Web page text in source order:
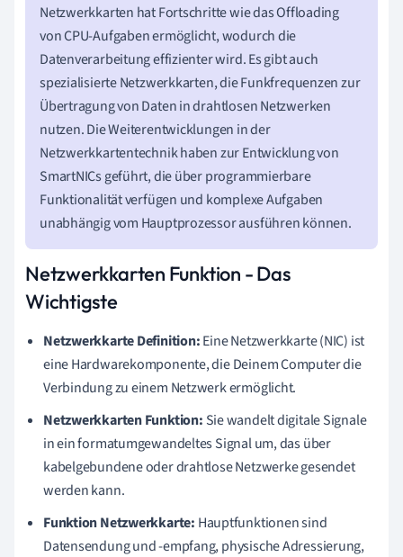
Netzwerkkarten hat Fortschritte wie das Offloading
von CPU-Aufgaben ermöglicht, wodurch die
Datenverarbeitung effizienter wird. Es gibt auch
spezialisierte Netzwerkkarten, die Funkfrequenzen zur
Übertragung von Daten in drahtlosen Netzwerken
nutzen. Die Weiterentwicklungen in der
Netzwerkkartentechnik haben zur Entwicklung von
SmartNICs geführt, die über programmierbare
Funktionalität verfügen und komplexe Aufgaben
unabhängig vom Hauptprozessor ausführen können.
Netzwerkkarten Funktion - Das
Wichtigste
Netzwerkkarte Definition:Eine Netzwerkkarte (NIC) ist
eine Hardwarekomponente, die Deinem Computer die
Verbindung zu einem Netzwerk ermöglicht.
Netzwerkkarten Funktion: Sie wandelt digitale Signale
in ein formatumgewandeltes Signal um, das über
kabelgebundene oder drahtlose Netzwerke gesendet
werden kann.
Funktion Netzwerkkarte: Hauptfunktionen sind
Datensendung und -empfang, physische Adressierung,